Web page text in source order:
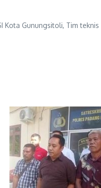
Kota Gunungsitoli, Tim